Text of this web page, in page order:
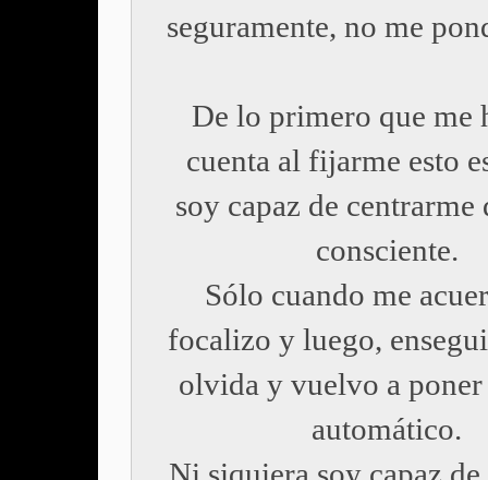
seguramente, no me
De lo primero que me
cuenta al fijarme esto
soy capaz de centrarme
consciente.
Sólo cuando me
focalizo y luego,
olvida y vuelvo a
automático.